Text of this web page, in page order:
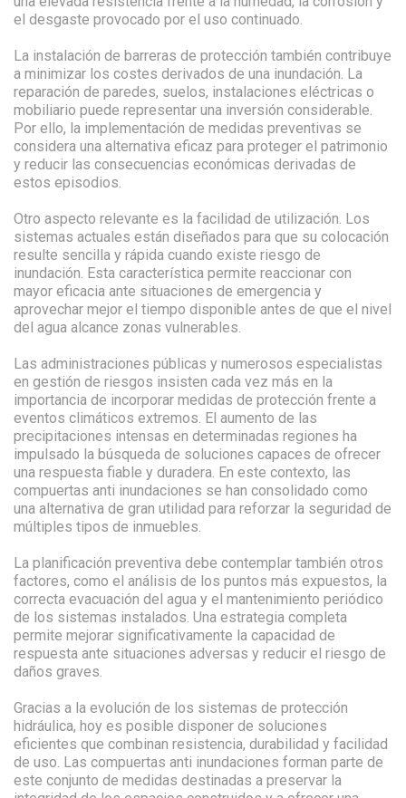
el desgaste provocado por el uso continuado.
La instalación de barreras de protección también contribuye
a minimizar los costes derivados de una inundación. La
reparación de paredes, suelos, instalaciones eléctricas o
mobiliario puede representar una inversión considerable.
Por ello, la implementación de medidas preventivas se
considera una alternativa eficaz para proteger el patrimonio
y reducir las consecuencias económicas derivadas de
estos episodios.
Otro aspecto relevante es la facilidad de utilización. Los
sistemas actuales están diseñados para que su colocación
resulte sencilla y rápida cuando existe riesgo de
inundación. Esta característica permite reaccionar con
mayor eficacia ante situaciones de emergencia y
aprovechar mejor el tiempo disponible antes de que el nivel
del agua alcance zonas vulnerables.
Las administraciones públicas y numerosos especialistas
en gestión de riesgos insisten cada vez más en la
importancia de incorporar medidas de protección frente a
eventos climáticos extremos. El aumento de las
precipitaciones intensas en determinadas regiones ha
impulsado la búsqueda de soluciones capaces de ofrecer
una respuesta fiable y duradera. En este contexto, las
compuertas anti inundaciones se han consolidado como
una alternativa de gran utilidad para reforzar la seguridad de
múltiples tipos de inmuebles.
La planificación preventiva debe contemplar también otros
factores, como el análisis de los puntos más expuestos, la
correcta evacuación del agua y el mantenimiento periódico
de los sistemas instalados. Una estrategia completa
permite mejorar significativamente la capacidad de
respuesta ante situaciones adversas y reducir el riesgo de
daños graves.
Gracias a la evolución de los sistemas de protección
hidráulica, hoy es posible disponer de soluciones
eficientes que combinan resistencia, durabilidad y facilidad
de uso. Las compuertas anti inundaciones forman parte de
este conjunto de medidas destinadas a preservar la